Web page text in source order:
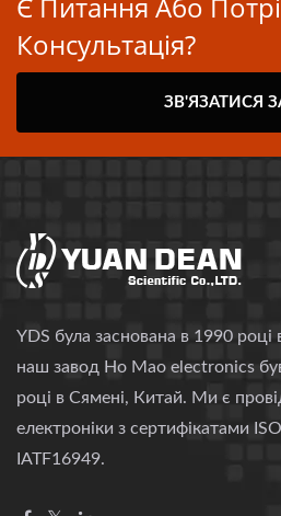
Є Питання Або
Консультація?
ЗВ'ЯЗАТИСЯ
YDS була заснована в 1990 році
наш завод Ho Mao electronics
році в Сямені, Китай. Ми є
електроніки з сертифікатами
IATF16949.